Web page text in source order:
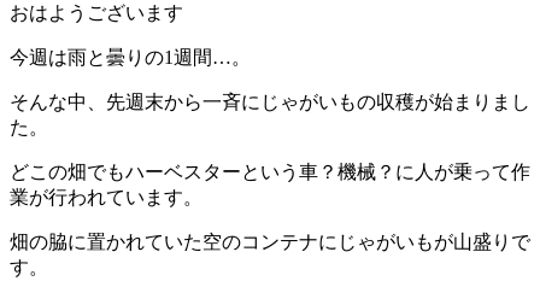
おはようございます
今週は雨と曇りの1週間…。
そんな中、先週末から一斉にじゃがいもの収穫が始まりまし
た。
どこの畑でもハーベスターという車？機械？に人が乗って作
業が行われています。
畑の脇に置かれていた空のコンテナにじゃがいもが山盛りで
す。